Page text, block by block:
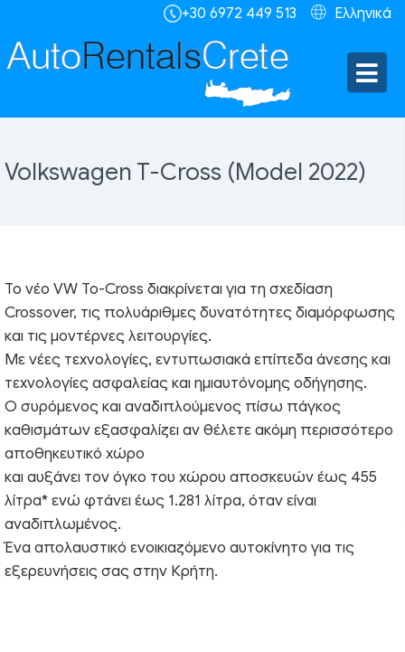
Ελληνικά
+30 6972 449 513
Volkswagen T-Cross (Model 2022)
Το νέο VW Το-Cross διακρίνεται για τη σχεδίαση
Crossover, τις πολυάριθμες δυνατότητες διαμόρφωσης
και τις μοντέρνες λειτουργίες.
Με νέες τεχνολογίες, εντυπωσιακά επίπεδα άνεσης και
τεχνολογίες ασφαλείας και ημιαυτόνομης οδήγησης.
Ο συρόμενος και αναδιπλούμενος πίσω πάγκος
καθισμάτων εξασφαλίζει αν θέλετε ακόμη περισσότερο
αποθηκευτικό χώρο
και αυξάνει τον όγκο του χώρου αποσκευών έως 455
λίτρα* ενώ φτάνει έως 1.281 λίτρα, όταν είναι
αναδιπλωμένος.
Ένα απολαυστικό ενοικιαζόμενο αυτοκίνητο για τις
εξερευνήσεις σας στην Κρήτη.